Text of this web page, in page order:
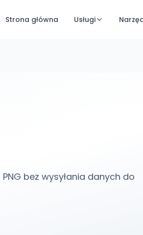
Strona główna Usługi
bez wysyłania danych do